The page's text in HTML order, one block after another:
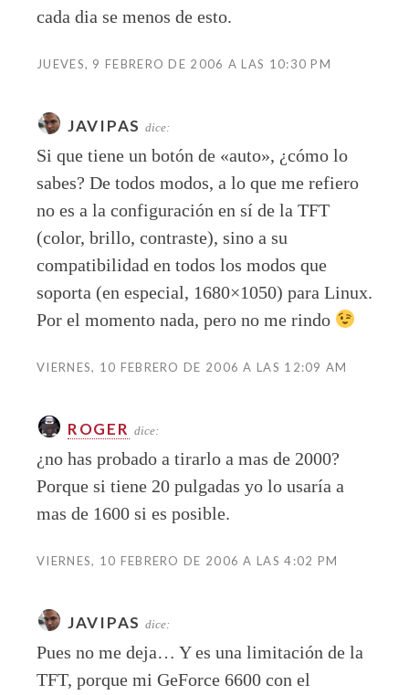
cada dia se menos de esto.
JUEVES, 9 FEBRERO DE 2006 A LAS 10:30 PM
JAVIPAS dice:
Si que tiene un botón de «auto», ¿cómo lo
sabes? De todos modos, a lo que me refiero
no es a la configuración en sí de la TFT
(color, brillo, contraste), sino a su
compatibilidad en todos los modos que
soporta (en especial, 1680×1050) para Linux.
Por el momento nada, pero no me rindo
VIERNES, 10 FEBRERO DE 2006 A LAS 12:09 AM
ROGER dice:
¿no has probado a tirarlo a mas de 2000?
Porque si tiene 20 pulgadas yo lo usaría a
mas de 1600 si es posible.
VIERNES, 10 FEBRERO DE 2006 A LAS 4:02 PM
JAVIPAS dice:
Pues no me deja… Y es una limitación de la
TFT, porque mi GeForce 6600 con el